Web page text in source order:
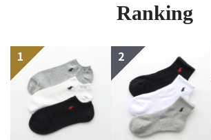
Ranking